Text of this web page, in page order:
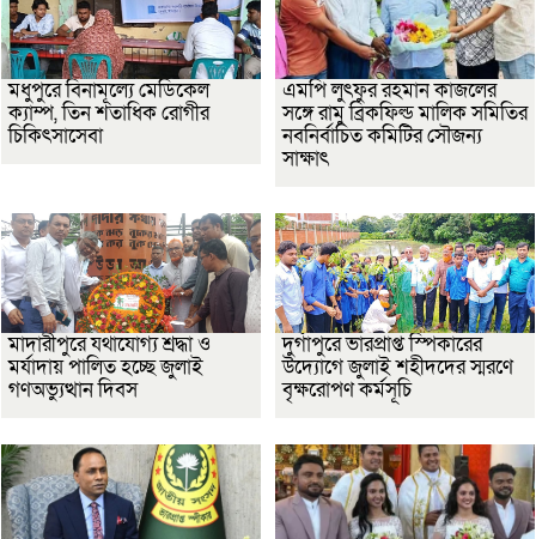
মধুপুরে বিনামূল্যে মেডিকেল
ক্যাম্প, তিন শতাধিক রোগীর
চিকিৎসাসেবা
এমপি লুৎফুর রহমান কাজলের
সঙ্গে রামু ব্রিকফিল্ড মালিক সমিতির
নবনির্বাচিত কমিটির সৌজন্য
সাক্ষাৎ
মাদারীপুরে যথাযোগ্য শ্রদ্ধা ও
মর্যাদায় পালিত হচ্ছে জুলাই
গণঅভ্যুত্থান দিবস
দুর্গাপুরে ভারপ্রাপ্ত স্পিকারের
উদ্যোগে জুলাই শহীদদের স্মরণে
বৃক্ষরোপণ কর্মসূচি